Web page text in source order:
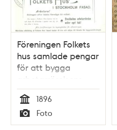
Föreningen Folkets
hus samlade pengar
för att bygga
arbetarrörelsens
samlingslokal
Tid
1896
Typ
Foto